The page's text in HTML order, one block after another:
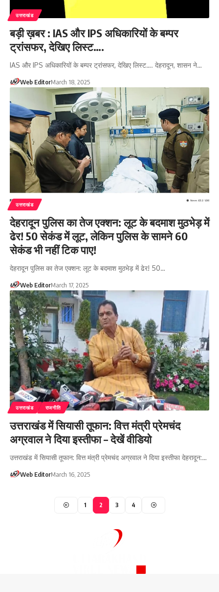
उत्तराखंड
बड़ी ख़बर : IAS और IPS अधिकारियों के बम्पर
ट्रांसफर, देखिए लिस्ट….
IAS और IPS अधिकारियों के बम्पर ट्रांसफर, देखिए लिस्ट…. देहरादून, शासन ने…
Web EditorMarch 18, 2025
उत्तराखंड
देहरादून पुलिस का तेज एक्शन: लूट के बदमाश मुठभेड़ में
ढेर! 50 सेकंड में लूट, लेकिन पुलिस के सामने 60
सेकंड भी नहीं टिक पाए!
देहरादून पुलिस का तेज एक्शन: लूट के बदमाश मुठभेड़ में ढेर! 50…
Web EditorMarch 17, 2025
उत्तराखंड राजनीति
उत्तराखंड में सियासी तूफान: वित्त मंत्री प्रेमचंद
अग्रवाल ने दिया इस्तीफा – देखें वीडियो
उत्तराखंड में सियासी तूफान: वित्त मंत्री प्रेमचंद अग्रवाल ने दिया इस्तीफा देहरादून:…
Web EditorMarch 16, 2025
1 2 3 4